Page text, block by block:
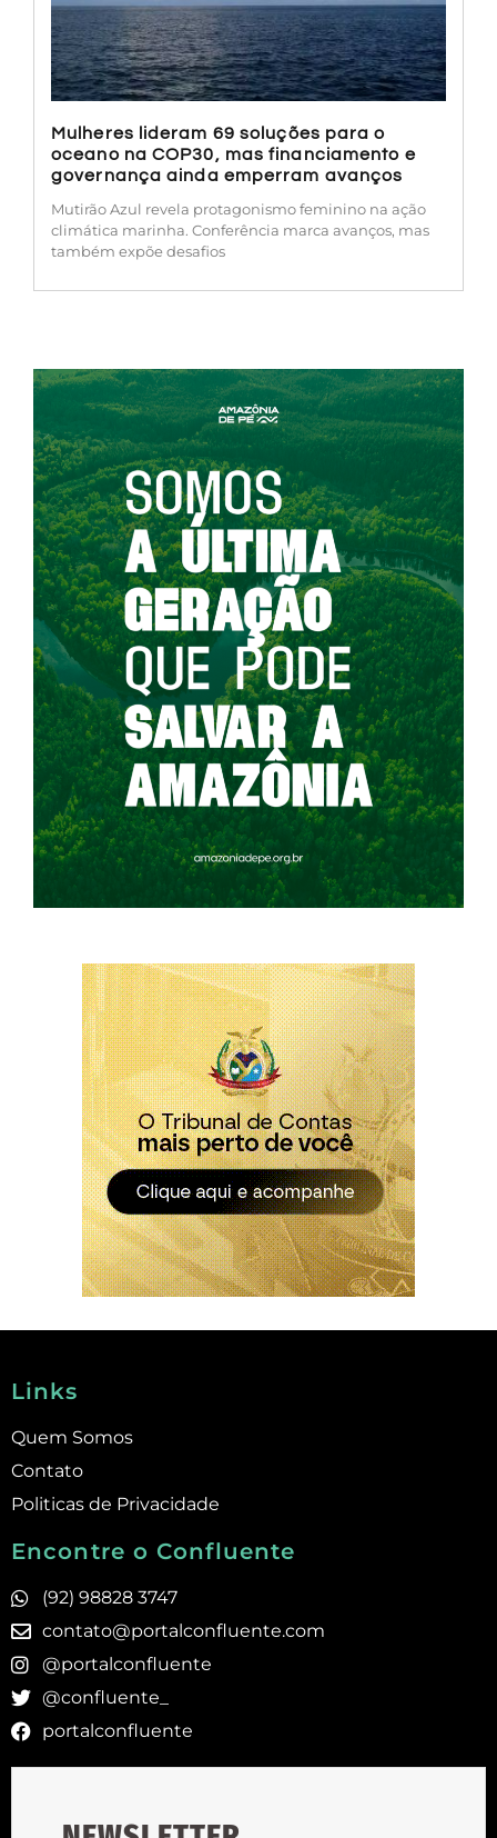
Mulheres lideram 69 soluções para o
oceano na COP30, mas financiamento e
governança ainda emperram avanços
Mutirão Azul revela protagonismo feminino na ação
climática marinha. Conferência marca avanços, mas
também expõe desafios
Links
Quem Somos
Contato
Politicas de Privacidade
Encontre o Confluente
(92) 98828 3747
contato@portalconfluente.com
@portalconfluente
@confluente_
portalconfluente